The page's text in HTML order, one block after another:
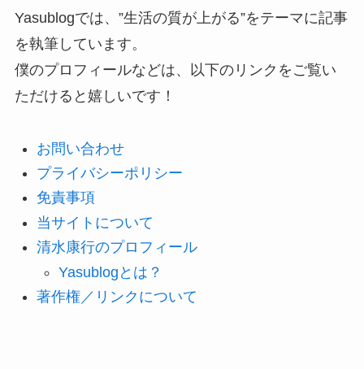
Yasublogでは、”生活の質が上がる”をテーマに記事
を執筆しています。
僕のプロフィールなどは、以下のリンクをご覧い
ただけると嬉しいです！
お問い合わせ
プライバシーポリシー
免責事項
当サイトについて
清水康行のプロフィール
Yasublogとは？
著作権／リンクについて